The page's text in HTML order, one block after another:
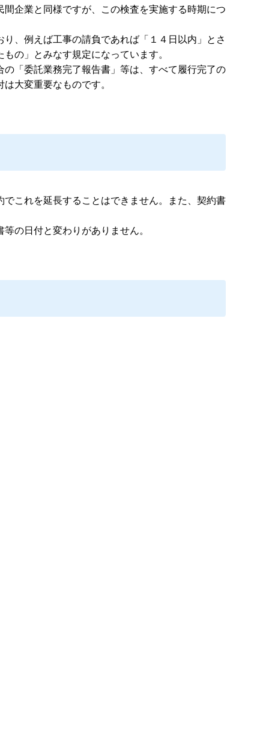
企業と同様ですが、この検査を実施する時期につ
、例えば工事の請負であれば「１４日以内」とさ
の」とみなす規定になっています。
「委託業務完了報告書」等は、すべて履行完了の
大変重要なものです。
これを延長することはできません。また、契約書
の日付と変わりがありません。